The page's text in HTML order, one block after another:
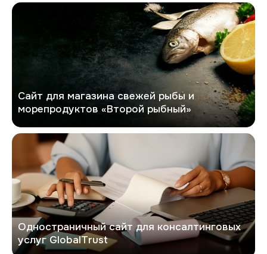
Второй рыбный
Сайт для магазина свежей рыбы и
морепродуктов «Второй рыбный»
GlobalTrust
Одностраничный сайт для консалтинговых
услуг GlobalTrust